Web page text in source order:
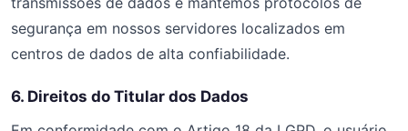
segurança em nossos servidores localizados em
centros de dados de alta confiabilidade.
6. Direitos do Titular dos Dados